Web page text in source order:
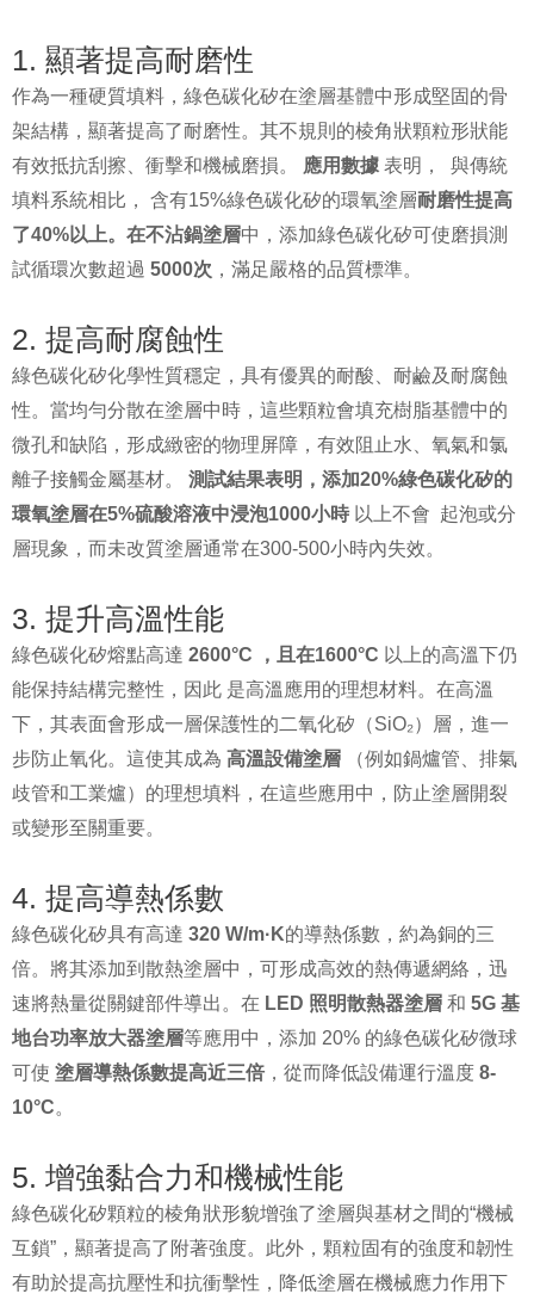
1. 顯著提高耐磨性
作為一種硬質填料，綠色碳化矽在塗層基體中形成堅固的骨
架結構，顯著提高了耐磨性。其不規則的棱角狀顆粒形狀能
有效抵抗刮擦、衝擊和機械磨損。
應用數據 表明，
與傳統
填料系統相比， 含有15%綠色碳化矽的環氧塗層耐磨性提高
了40%以上。在不沾鍋塗層中，添加綠色碳化矽可使磨損測
試循環次數超過 5000次 ，滿足嚴格的品質標準。
2. 提高耐腐蝕性
綠色碳化矽化學性質穩定，具有優異的耐酸、耐鹼及耐腐蝕
性。當均勻分散在塗層中時，這些顆粒會填充樹脂基體中的
微孔和缺陷，形成緻密的物理屏障，有效阻止水、氧氣和氯
離子接觸金屬基材。 測試結果表明，添加20%綠色碳化矽的
環氧塗層在5%硫酸溶液中浸泡1000小時以上不會 起泡或分
層現象，而未改質塗層通常在300-500小時內失效。
3. 提升高溫性能
綠色碳化矽熔點高達 2600°C ，且在1600°C 以上的高溫下仍
能保持結構完整性，因此 是高溫應用的理想材料。在高溫
下，其表面會形成一層保護性的二氧化矽（SiO₂）層，進一
步防止氧化。這使其成為 高溫設備塗層 （例如鍋爐管、排氣
歧管和工業爐）的理想填料，在這些應用中，防止塗層開裂
或變形至關重要。
4. 提高導熱係數
綠色碳化矽具有高達 320 W/m·K的導熱係數，約為銅的三
倍。將其添加到散熱塗層中，可形成高效的熱傳遞網絡，迅
速將熱量從關鍵部件導出。在 LED 照明散熱器塗層 和 5G 基
地台功率放大器塗層等應用中，添加 20% 的綠色碳化矽微球
可使 塗層導熱係數提高近三倍 ，從而降低設備運行溫度 8-
10°C。
5. 增強黏合力和機械性能
綠色碳化矽顆粒的棱角狀形貌增強了塗層與基材之間的“機械
互鎖”，顯著提高了附著強度。此外，顆粒固有的強度和韌性
有助於提高抗壓性和抗衝擊性，降低塗層在機械應力作用下